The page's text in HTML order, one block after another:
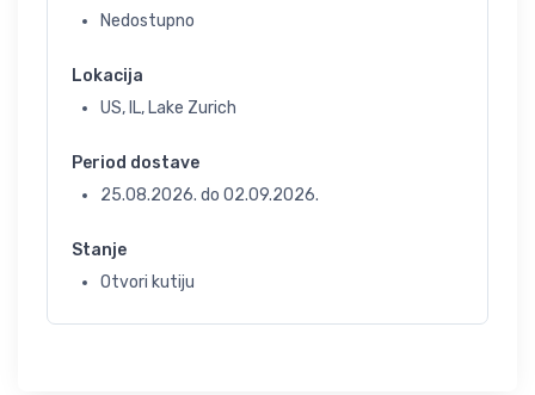
Nedostupno
Lokacija
US, IL, Lake Zurich
Period dostave
25.08.2026. do 02.09.2026.
Stanje
Otvori kutiju